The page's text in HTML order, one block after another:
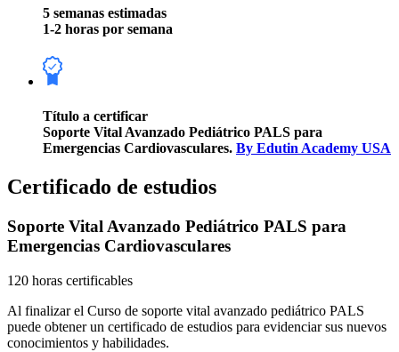
5 semanas estimadas
1-2 horas por semana
Título a certificar
Soporte Vital Avanzado Pediátrico PALS para
Emergencias Cardiovasculares. By Edutin Academy USA
Certificado de estudios
Soporte Vital Avanzado Pediátrico PALS para
Emergencias Cardiovasculares
120 horas certificables
Al finalizar el Curso de soporte vital avanzado pediátrico PALS
puede obtener un certificado de estudios para evidenciar sus nuevos
conocimientos y habilidades.